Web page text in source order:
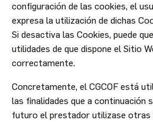
configuración de las cookies, el
expresa la utilización de dichas
Si desactiva las Cookies, puede
utilidades de que dispone el Sitio
correctamente.
Concretamente, el CGCOF está
las finalidades que a continuación
futuro el prestador utilizase otras